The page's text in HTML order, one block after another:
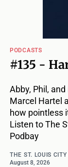
PODCASTS
#135 -
Abby, Phil,
Marcel Hartel
how pointless
Listen to The
Podbay
THE ST. LOUIS CITY
August 8, 2026